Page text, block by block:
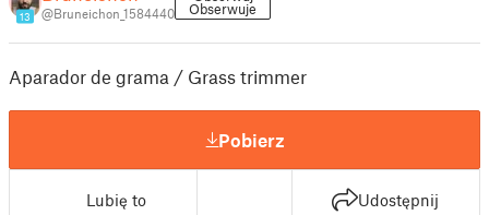
13 @Bruneichon_1584440 Obserwuje
Aparador de grama / Grass trimmer
Pobierz
Lubię to Udostępnij